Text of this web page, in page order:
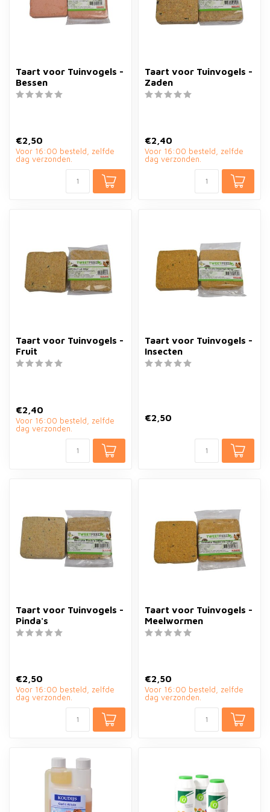
Taart voor Tuinvogels -
Bessen
€2,50
Voor 16:00 besteld, zelfde
dag verzonden.
Taart voor Tuinvogels -
Zaden
€2,40
Voor 16:00 besteld, zelfde
dag verzonden.
Taart voor Tuinvogels -
Fruit
€2,40
Voor 16:00 besteld, zelfde
dag verzonden.
Taart voor Tuinvogels -
Insecten
€2,50
Taart voor Tuinvogels -
Pinda's
€2,50
Voor 16:00 besteld, zelfde
dag verzonden.
Taart voor Tuinvogels -
Meelwormen
€2,50
Voor 16:00 besteld, zelfde
dag verzonden.